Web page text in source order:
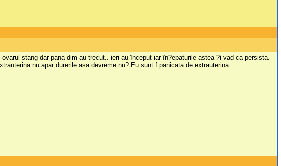
stang dar pana dim au trecut.. ieri au început iar în?epaturile astea ?i vad ca persista.
nu apar durerile asa devreme nu? Eu sunt f panicata de extrauterina...